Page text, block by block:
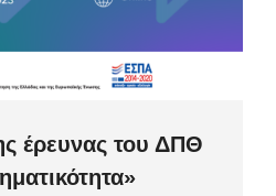
έρευνας του ΔΠΘ